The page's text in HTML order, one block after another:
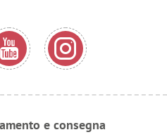
e consegna